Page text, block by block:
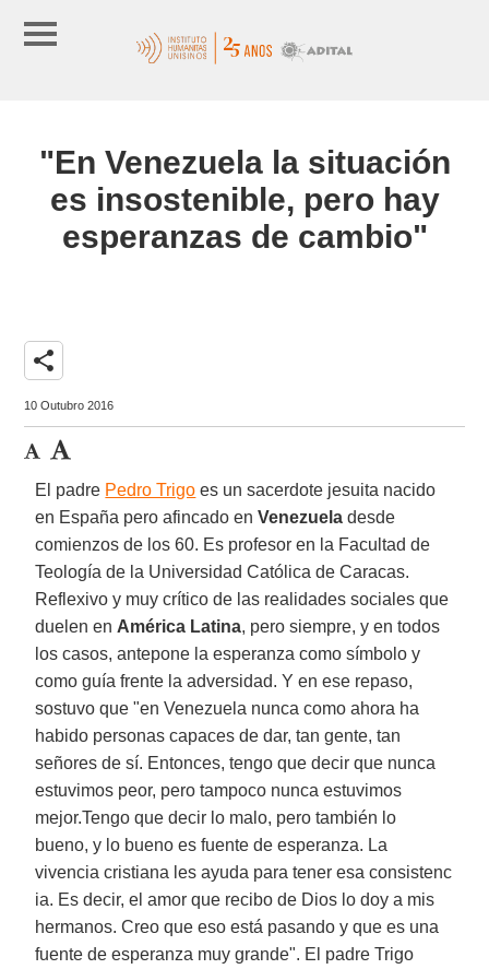
"En Venezuela la situación
es insostenible, pero hay
esperanzas de cambio"
share
10 Outubro 2016
El padre Pedro Trigo es un sacerdote jesuita nacido
en España pero afincado enVenezuela desde
comienzos de los 60. Es profesor en la Facultad de
Teología de la Universidad Católica de Caracas.
Reflexivo y muy crítico de las realidades sociales que
duelen en América Latina, pero siempre, y en todos
los casos, antepone la esperanza como símbolo y
como guía frente la adversidad. Y en ese repaso,
sostuvo que "en Venezuela nunca como ahora ha
habido personas capaces de dar, tan gente, tan
señores de sí. Entonces, tengo que decir que nunca
estuvimos peor, pero tampoco nunca estuvimos
mejor.Tengo que decir lo malo, pero también lo
bueno, y lo bueno es fuente de esperanza. La
vivencia cristiana les ayuda para tener esa consistenc
ia. Es decir, el amor que recibo de Dios lo doy a mis
hermanos. Creo que eso está pasando y que es una
fuente de esperanza muy grande". El padre Trigo